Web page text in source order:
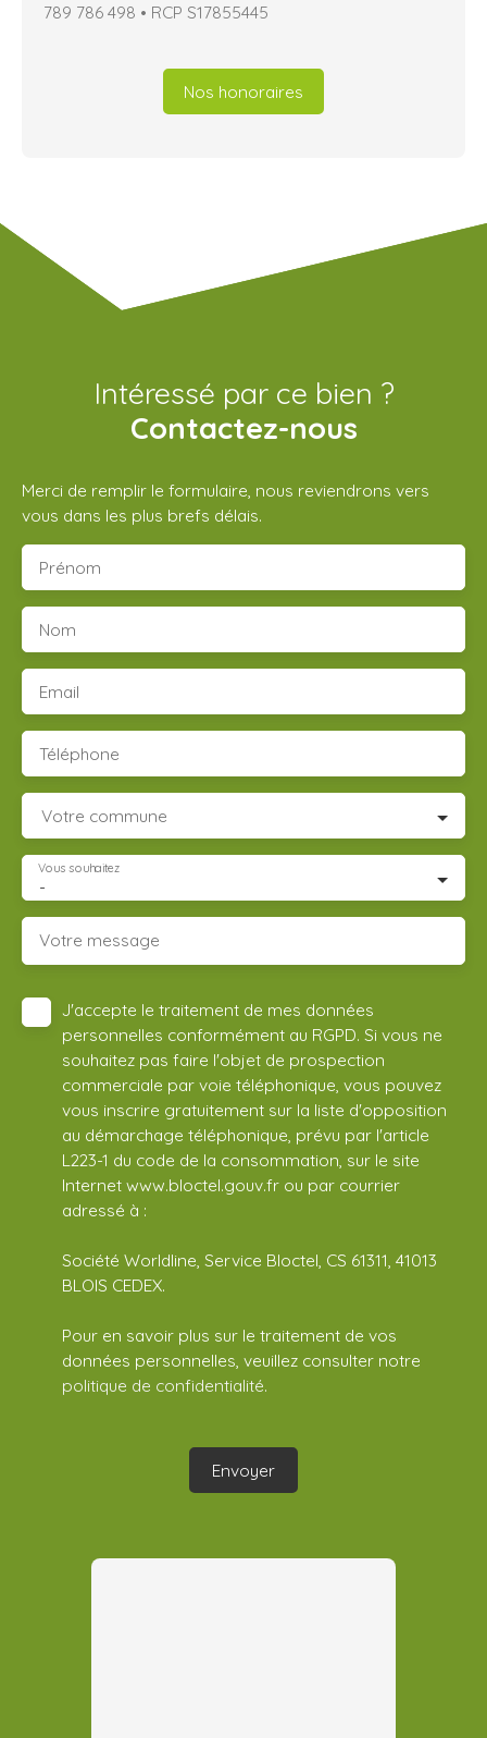
789 786 498 • RCP S17855445
Nos honoraires
Intéressé par ce bien ?
Contactez-nous
Merci de remplir le formulaire, nous reviendrons vers
vous dans les plus brefs délais.
Prénom
Nom
Email
Téléphone
Votre commune
-
Vous souhaitez
Votre message
J'accepte le traitement de mes données
personnelles conformément au RGPD. Si vous ne
souhaitez pas faire l'objet de prospection
commerciale par voie téléphonique, vous pouvez
vous inscrire gratuitement sur la liste d'opposition
au démarchage téléphonique, prévu par l'article
L223-1 du code de la consommation, sur le site
Internet www.bloctel.gouv.fr ou par courrier
adressé à :
Société Worldline, Service Bloctel, CS 61311, 41013
BLOIS CEDEX.
Pour en savoir plus sur le traitement de vos
données personnelles, veuillez consulter notre
politique de confidentialité.
Envoyer